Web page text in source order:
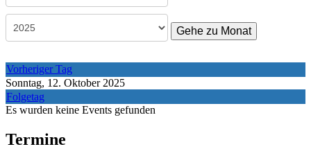
Gehe zu Monat
Vorheriger Tag
Sonntag, 12. Oktober 2025
Folgetag
Es wurden keine Events gefunden
Termine